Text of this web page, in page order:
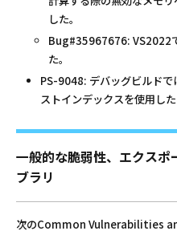
した。
Bug#35967676: VS2022
た。
PS-9048: デバッグビルド
ストインデックスを使用し
一般的な脆弱性、エクスポ
ブラリ
次のCommon Vulnerabilities